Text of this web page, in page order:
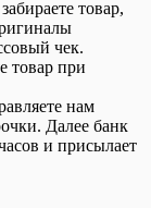
товар,
чек.
товар при
нам
Далее банк
и присылает